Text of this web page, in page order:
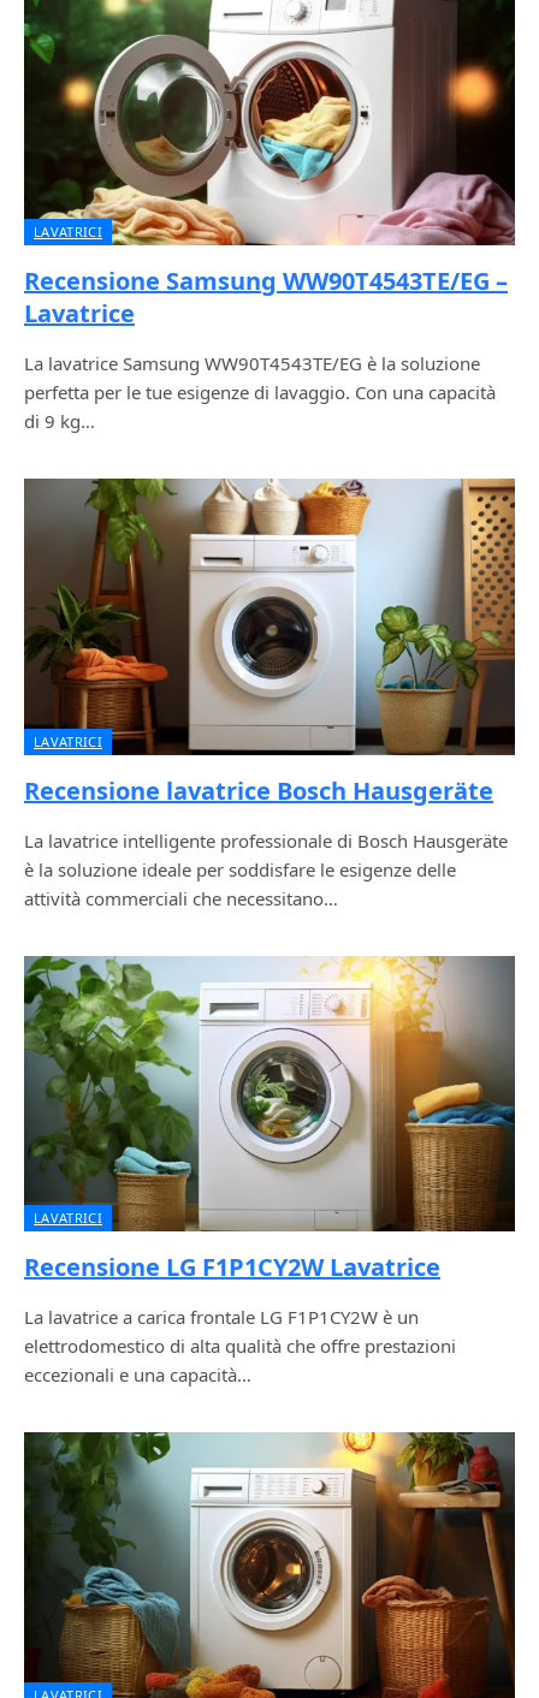
LAVATRICI
Recensione Samsung WW90T4543TE/EG –
Lavatrice
La lavatrice Samsung WW90T4543TE/EG è la soluzione
perfetta per le tue esigenze di lavaggio. Con una capacità
di 9 kg…
LAVATRICI
Recensione lavatrice Bosch Hausgeräte
La lavatrice intelligente professionale di Bosch Hausgeräte
è la soluzione ideale per soddisfare le esigenze delle
attività commerciali che necessitano…
LAVATRICI
Recensione LG F1P1CY2W Lavatrice
La lavatrice a carica frontale LG F1P1CY2W è un
elettrodomestico di alta qualità che offre prestazioni
eccezionali e una capacità…
LAVATRICI